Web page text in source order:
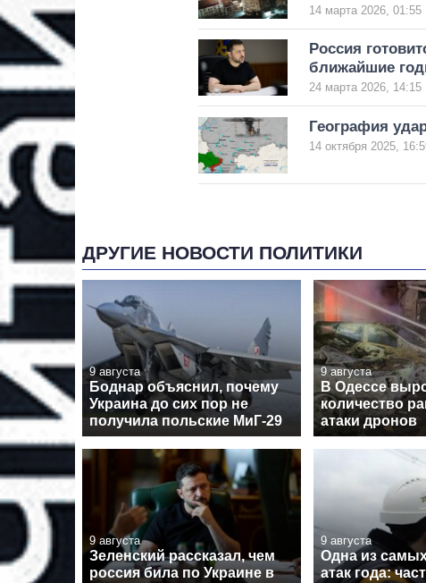
14 марта 2026, 01:55
Россия
ближайшие
24 марта 2026, 14:15
География
14 октября 2025,
ДРУГИЕ НОВОСТИ ПОЛИТИКИ
9 августа
Боднар объяснил, почему
Украина до сих пор не
получила польские МиГ-29
9 августа
В Одессе
количество
атаки дронов
9 августа
Зеленский рассказал, чем
россия била по Украине в
9 августа
Одна из
атак года: